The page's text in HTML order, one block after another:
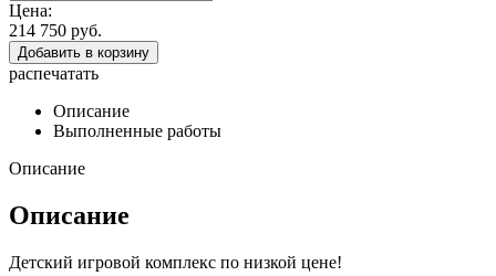
Цена:
214 750 руб.
Добавить в корзину
распечатать
Описание
Выполненные работы
Описание
Описание
Детский игровой комплекс по низкой цене!